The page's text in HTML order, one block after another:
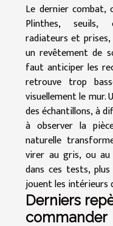
Le dernier combat,
Plinthes, seuils,
radiateurs et
un revêtement de
faut anticiper les
retrouve trop
visuellement le mur.
des échantillons, à
à observer la
naturelle
virer au gris, ou au
dans ces tests,
jouent les intérieurs
Derniers
commander